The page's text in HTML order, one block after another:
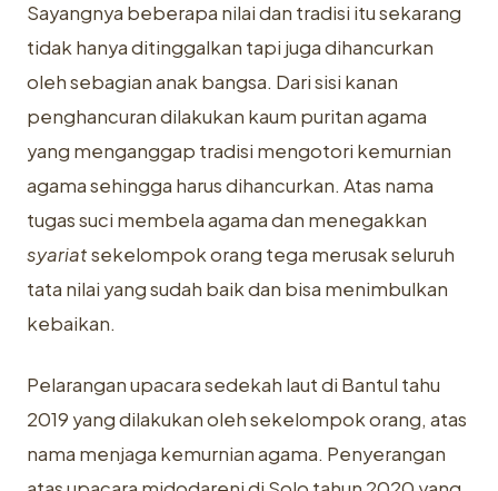
Sayangnya beberapa nilai dan tradisi itu sekarang
tidak hanya ditinggalkan tapi juga dihancurkan
oleh sebagian anak bangsa. Dari sisi kanan
penghancuran dilakukan kaum puritan agama
yang menganggap tradisi mengotori kemurnian
agama sehingga harus dihancurkan. Atas nama
tugas suci membela agama dan menegakkan
syariatsekelompok orang tega merusak seluruh
tata nilai yang sudah baik dan bisa menimbulkan
kebaikan.
Pelarangan upacara sedekah laut di Bantul tahu
2019 yang dilakukan oleh sekelompok orang, atas
nama menjaga kemurnian agama. Penyerangan